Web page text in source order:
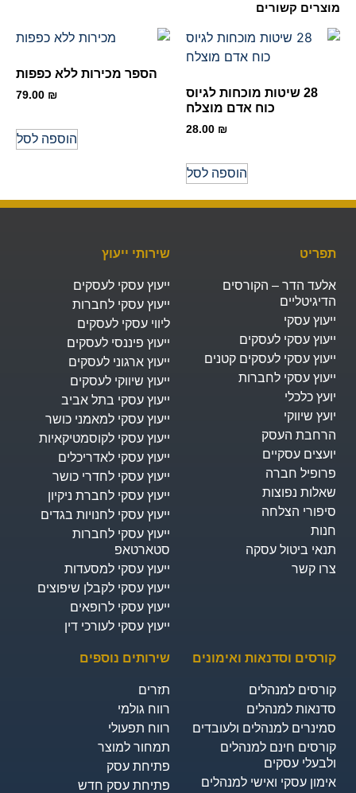
מוצרים קשורים
28 שיטות מוכחות לגיוס
כוח אדם מוצלח
28.00 ₪
הוספה לסל
הספר מכירות ללא כפפות
79.00 ₪
הוספה לסל
תפריט
אלעד הדר – הקורסים
הדיגיטליים
ייעוץ עסקי
ייעוץ עסקי לעסקים
ייעוץ עסקי לעסקים קטנים
ייעוץ עסקי לחברות
יועץ כלכלי
יועץ שיווקי
הרחבת העסק​
יועצים עסקיים
פרופיל חברה
שאלות נפוצות
סיפורי הצלחה
חנות
תנאי ביטול עסקה
צרו קשר
שירותי ייעוץ
ייעוץ עסקי לעסקים
ייעוץ עסקי לחברות
ליווי עסקי לעסקים
ייעוץ פיננסי לעסקים
ייעוץ ארגוני לעסקים
ייעוץ שיווקי לעסקים
ייעוץ עסקי בתל אביב
ייעוץ עסקי למאמני כושר
ייעוץ עסקי לקוסמטיקאיות
ייעוץ עסקי לאדריכלים
ייעוץ עסקי לחדרי כושר
ייעוץ עסקי לחברת ניקיון
ייעוץ עסקי לחנויות בגדים
ייעוץ עסקי לחברות
סטארטאפ
ייעוץ עסקי למסעדות
ייעוץ עסקי לקבלן שיפוצים
ייעוץ עסקי לרופאים
ייעוץ עסקי לעורכי דין
קורסים וסדנאות ואימונים
קורסים למנהלים
סדנאות למנהלים
סמינרים למנהלים ולעובדים
קורסים חינם למנהלים
ולבעלי עסקים
אימון עסקי ואישי למנהלים
שירותים נוספים
תזרים
רווח גולמי
רווח תפעולי
תמחור למוצר
פתיחת עסק
פתיחת עסק חדש